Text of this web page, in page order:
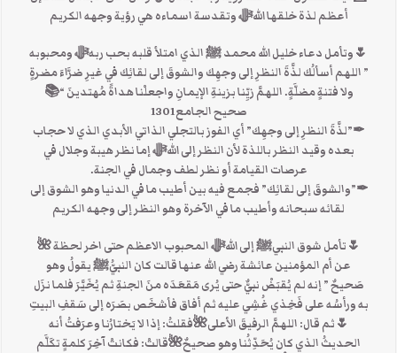
أعظم لذة خلقها اللهﷻ وتقدسة اسماءه هي رؤية وجهه الكريم
🌷وتأمل دعاء خليل الله محمد ﷺ الذي امتلأ قلبه بحب ربهﷻ ومحبوبه
” اللهم أسألُك لذَّةَ النظرِ إلى وجهِك والشوقَ إلى لقائِك في غيرِ ضرَّاءَ مضرةٍ
ولا فتنةٍ مضلَّةٍ. اللهمَّ زيِّنا بزينةِ الإيمانِ واجعلْنا هداةً مُهتدينَ “📚
صحيح الجامع1301
✒”لذَّةَ النظرِ إلى وجهِك” أي الفوز بالتجلي الذاتي الأبدي الذي لا حجاب
بعده وقيد النظر باللذة لأن النظر إلى اللهﷻ إما نظر هيبة وجلال في
عرصات القيامة أو نظر لطف وجمال في الجنة.
✒”والشوقَ إلى لقائِك” فجمع فيه بين أطيب ما في الدنيا وهو الشوق إلى
لقائه سبحانه وأطيب ما في الآخرة وهو النظر إلى وجهه الكريم
🌷تأمل شوق النبيﷺ إلى اللهﷻ المحبوب الاعظم حتى اخر لحظة 🌺
عن أم المؤمنين عائشة رضي الله عنها قالت كان النبيُّﷺ يقولُ وهو
صَحيحٌ ” إنه لم يُقبَضْ نبيٌّ حتى يُرى مَقعَدَه منَ الجنةِ ثم يُخَيَّرَ فلما نزَل
به ورأسُه على فَخِذي غُشِي عليه ثم أفاق فأشخَص بصَرَه إلى سَقفِ البيتِ
🌷ثم قال: اللهمَّ الرفيقَ الأعلى🌺فقلتُ: إذا لا يَختارُنا وعرَفتُ أنه
الحديثُ الذي كان يُحَدِّثُنا وهو صحيحٌ🌺قالتْ: فكانتْ آخِرَ كلمةٍ تكَلَّم